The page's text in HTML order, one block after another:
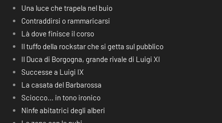
Una luce che trapela nel buio
Contraddirsi o rammaricarsi
Là dove finisce il corso
Il tuffo della rockstar che si getta sul pubblico
Il Duca di Borgogna, grande rivale di Luigi XI
Successe a Luigi IX
La casata del Barbarossa
Sciocco… in tono ironico
Ninfe abitatrici degli alberi